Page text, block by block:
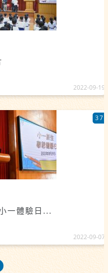
2022-09-19
一體驗日...
37
2022-09-07